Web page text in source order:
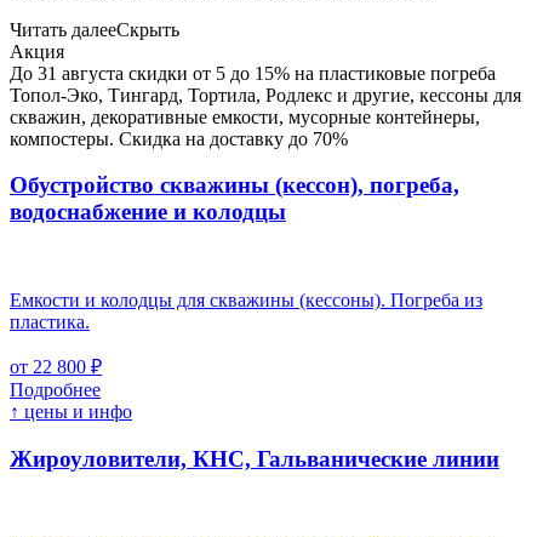
Читать далееСкрыть
Акция
До 31 августа скидки от 5 до 15% на пластиковые погреба
Топол-Эко, Тингард, Тортила, Родлекс и другие, кессоны для
скважин, декоративные емкости, мусорные контейнеры,
компостеры. Скидка на доставку до 70%
Обустройство скважины (кессон), погреба,
водоснабжение и колодцы
Емкости и колодцы для скважины (кессоны). Погреба из
пластика.
от 22 800 ₽
Подробнее
↑ цены и инфо
Жироуловители, КНС, Гальванические линии